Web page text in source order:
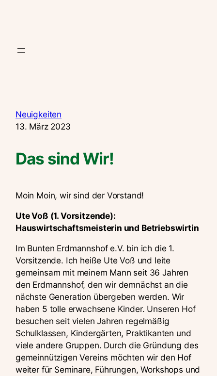
Neuigkeiten
13. März 2023
Das sind Wir!
Moin Moin, wir sind der Vorstand!
Ute Voß (1. Vorsitzende):
Hauswirtschaftsmeisterin und Betriebswirtin
Im Bunten Erdmannshof e.V. bin ich die 1.
Vorsitzende. Ich heiße Ute Voß und leite
gemeinsam mit meinem Mann seit 36 Jahren
den Erdmannshof, den wir demnächst an die
nächste Generation übergeben werden. Wir
haben 5 tolle erwachsene Kinder. Unseren Hof
besuchen seit vielen Jahren regelmäßig
Schulklassen, Kindergärten, Praktikanten und
viele andere Gruppen. Durch die Gründung des
gemeinnützigen Vereins möchten wir den Hof
weiter für Seminare, Führungen, Workshops und